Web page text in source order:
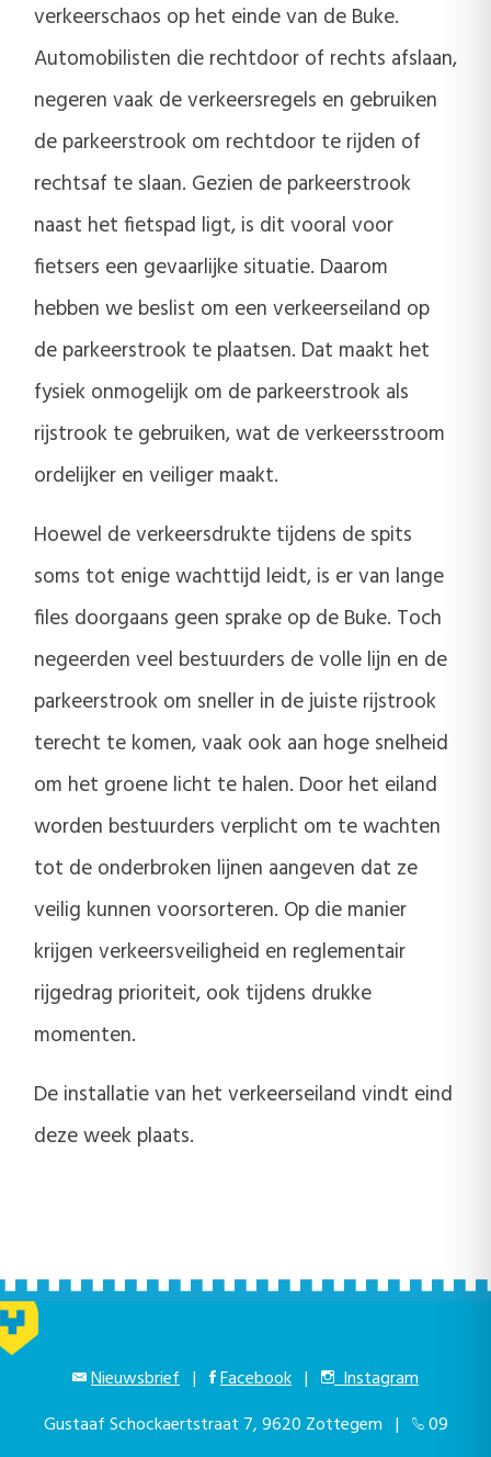
verkeerschaos op het einde van de Buke.
Automobilisten die rechtdoor of rechts afslaan,
negeren vaak de verkeersregels en gebruiken
de parkeerstrook om rechtdoor te rijden of
rechtsaf te slaan. Gezien de parkeerstrook
naast het fietspad ligt, is dit vooral voor
fietsers een gevaarlijke situatie. Daarom
hebben we beslist om een verkeerseiland op
de parkeerstrook te plaatsen. Dat maakt het
fysiek onmogelijk om de parkeerstrook als
rijstrook te gebruiken, wat de verkeersstroom
ordelijker en veiliger maakt.
Hoewel de verkeersdrukte tijdens de spits
soms tot enige wachttijd leidt, is er van lange
files doorgaans geen sprake op de Buke. Toch
negeerden veel bestuurders de volle lijn en de
parkeerstrook om sneller in de juiste rijstrook
terecht te komen, vaak ook aan hoge snelheid
om het groene licht te halen. Door het eiland
worden bestuurders verplicht om te wachten
tot de onderbroken lijnen aangeven dat ze
veilig kunnen voorsorteren. Op die manier
krijgen verkeersveiligheid en reglementair
rijgedrag prioriteit, ook tijdens drukke
momenten.
De installatie van het verkeerseiland vindt eind
deze week plaats.
Nieuwsbrief | Facebook |
Instagram
Gustaaf Schockaertstraat 7, 9620 Zottegem |
09